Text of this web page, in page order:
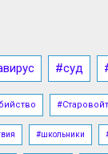
#суд
#Старовойт
#школьники